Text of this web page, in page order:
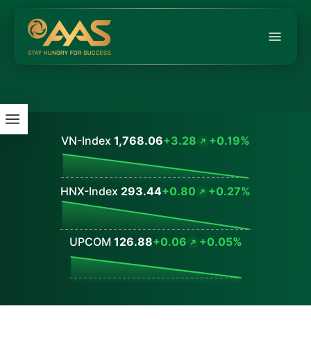
VN-Index 1,768.06+3.28 +0.19%
HNX-Index 293.44+0.80 +0.27%
UPCOM 126.88+0.06 +0.05%